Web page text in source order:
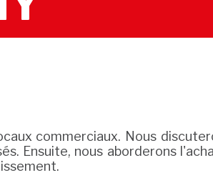
commerciaux. Nous
Ensuite, nous aborderons